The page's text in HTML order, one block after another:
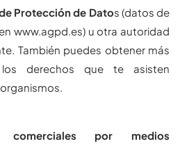
Protección de Datos (datos de
www.agpd.es) u otra autoridad
También puedes obtener más
derechos que te asisten
comerciales por medios